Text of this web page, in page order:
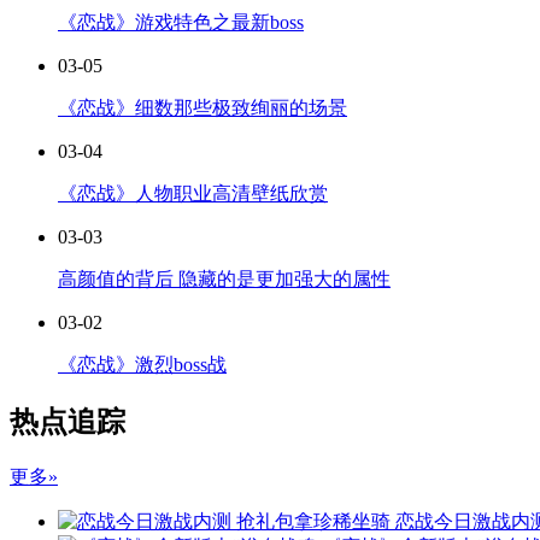
《恋战》游戏特色之最新boss
03-05
《恋战》细数那些极致绚丽的场景
03-04
《恋战》人物职业高清壁纸欣赏
03-03
高颜值的背后 隐藏的是更加强大的属性
03-02
《恋战》激烈boss战
热点追踪
更多»
恋战今日激战内